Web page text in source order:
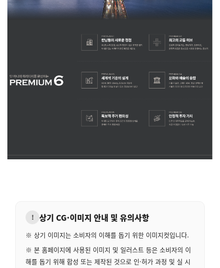
! 상기 CG·이미지 안내 및 유의사항
※ 상기 이미지는 소비자의 이해를 돕기 위한 이미지컷입니다.
※ 본 홈페이지에 사용된 이미지 및 일러스트 등은 소비자의 이
해를 돕기 위해 합성 또는 제작된 것으로 인·허가 과정 및 실 시